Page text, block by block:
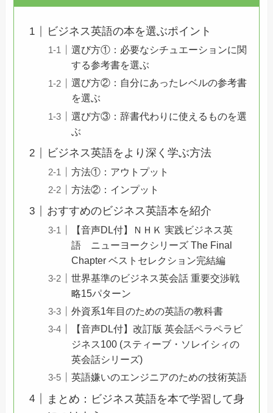
ビジネス英語の本を選ぶポイント
選び方①：必要なシチュエーションに関
する参考書を選ぶ
選び方②：自分にあったレベルの参考書
を選ぶ
選び方③：辞書代わりに使えるものを選
ぶ
ビジネス英語をより深く学ぶ方法
方法①：アウトプット
方法②：インプット
おすすめのビジネス英語本を紹介
【音声DL付】ＮＨＫ 実践ビジネス英
語 ニューヨークシリーズ The Final
Chapter ベストセレクション完結編
世界基準のビジネス英会話 重要交渉戦
略15パターン
外資系1年目のための英語の教科書
【音声DL付】改訂版 英会話ペラペラビ
ジネス100 (スティーブ・ソレイシィの
英会話シリーズ)
英語嫌いのエンジニアのための技術英語
まとめ：ビジネス英語を本で学習して身